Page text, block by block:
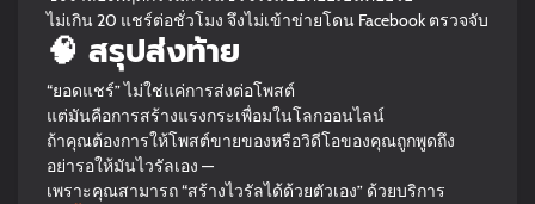
ไม่เกิน 20 แชร์ต่อชั่วโมง จึงไม่เข้าข่ายโดน Facebook ตรวจจับ
🧠 สรุปส่งท้าย
“ยอดแชร์” ไม่ใช่แค่การส่งต่อโพสต์
แต่มันคือการสร้างแรงกระเพื่อมในโลกออนไลน์
ถ้าคุณต้องการให้โพสต์ขายของหรือวิดีโอของคุณถูกพูดถึง
อย่ารอให้มันไวรัลเอง —
เพราะคุณสามารถ “สร้างไวรัลได้ด้วยตัวเอง” ด้วยบริการ